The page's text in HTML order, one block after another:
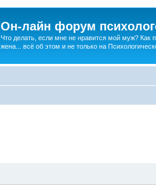
Он-лайн форум
Что делать, если мне не нравится мой муж?
жена... всё об этом и не только на